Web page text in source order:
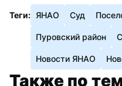
Теги: ЯНАО Суд
Пуровский район
Новости ЯНАО
Также по